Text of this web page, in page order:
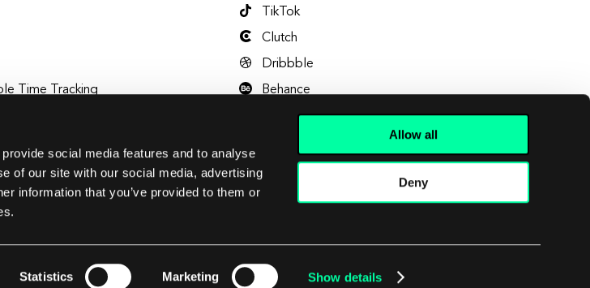
social media features and to analyse
of our site with our social media, advertising
information that you’ve provided to them or
Statistics Marketing Show details
Allow all
Deny
Time Tracking
TikTok
Clutch
Dribbble
Behance